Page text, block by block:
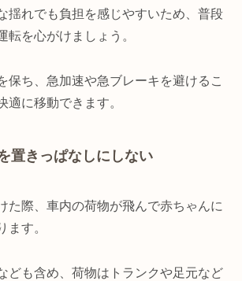
揺れでも負担を感じやすいため、普段
転を心がけましょう。
保ち、急加速や急ブレーキを避けるこ
適に移動できます。
置きっぱなしにしない
た際、車内の荷物が飛んで赤ちゃんに
ます。
ども含め、荷物はトランクや足元など